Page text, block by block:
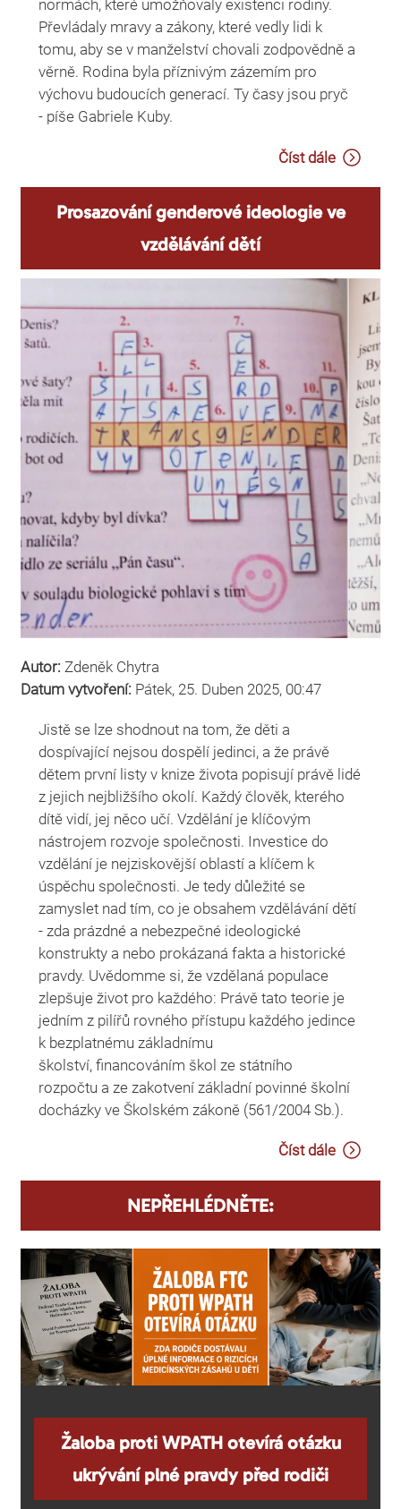
normách, které umožňovaly existenci rodiny.
Převládaly mravy a zákony, které vedly lidi k
tomu, aby se v manželství chovali zodpovědně a
věrně. Rodina byla příznivým zázemím pro
výchovu budoucích generací. Ty časy jsou pryč
- píše Gabriele Kuby.
Číst dále
Prosazování genderové ideologie ve
vzdělávání dětí
Autor: Zdeněk Chytra
Datum vytvoření: Pátek, 25. Duben 2025, 00:47
Jistě se lze shodnout na tom, že děti a
dospívající nejsou dospělí jedinci, a že právě
dětem první listy v knize života popisují právě lidé
z jejich nejbližšího okolí. Každý člověk, kterého
dítě vidí, jej něco učí. Vzdělání je klíčovým
nástrojem rozvoje společnosti. Investice do
vzdělání je nejziskovější oblastí a klíčem k
úspěchu společnosti. Je tedy důležité se
zamyslet nad tím, co je obsahem vzdělávání dětí
- zda prázdné a nebezpečné ideologické
konstrukty a nebo prokázaná fakta a historické
pravdy. Uvědomme si, že vzdělaná populace
zlepšuje život pro každého: Právě tato teorie je
jedním z pilířů rovného přístupu každého jedince
k bezplatnému základnímu
školství, financováním škol ze státního
rozpočtu a ze zakotvení základní povinné školní
docházky ve Školském zákoně (561/2004 Sb.).
Číst dále
NEPŘEHLÉDNĚTE:
Žaloba proti WPATH otevírá otázku
ukrývání plné pravdy před rodiči